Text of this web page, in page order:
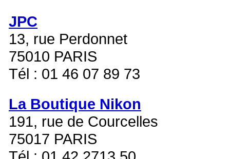
JPC
13, rue Perdonnet
75010 PARIS
Tél : 01 46 07 89 73
La Boutique Nikon
191, rue de Courcelles
75017 PARIS